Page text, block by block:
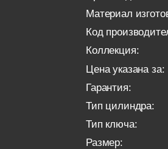
Материал
Код
Коллекция:
Цена указана за:
Гарантия:
Тип цилиндра:
Тип ключа:
Размер: